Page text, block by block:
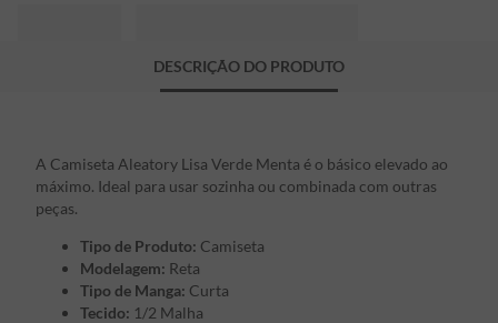
DESCRIÇÃO DO PRODUTO
A Camiseta Aleatory Lisa Verde Menta é o básico elevado ao
máximo. Ideal para usar sozinha ou combinada com outras
peças.
Tipo de Produto: Camiseta
Modelagem: Reta
Tipo de Manga: Curta
Tecido: 1/2 Malha